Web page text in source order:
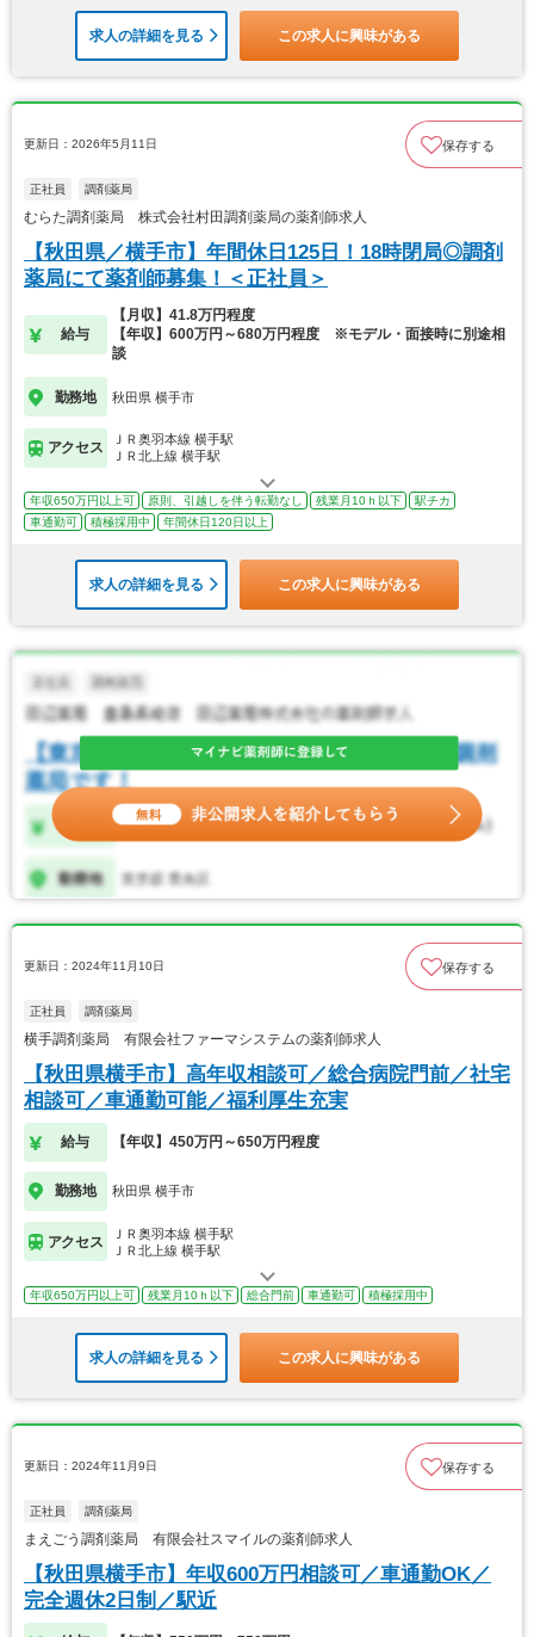
求人の詳細を見る この求人に興味がある
更新日：2026年5月11日 保存する
正社員 調剤薬局
むらた調剤薬局 株式会社村田調剤薬局の薬剤師求人
【秋田県／横手市】年間休日125日！18時閉局◎調剤
薬局にて薬剤師募集！＜正社員＞
給与
【月収】41.8万円程度
【年収】600万円～680万円程度 ※モデル・面接時に別途相
談
勤務地 秋田県 横手市
アクセス
ＪＲ奥羽本線 横手駅
ＪＲ北上線 横手駅
年収650万円以上可 原則、引越しを伴う転勤なし 残業月10ｈ以下
駅チカ
車通勤可
積極採用中 年間休日120日以上
求人の詳細を見る この求人に興味がある
更新日：2024年11月10日 保存する
正社員 調剤薬局
横手調剤薬局 有限会社ファーマシステムの薬剤師求人
【秋田県横手市】高年収相談可／総合病院門前／社宅
相談可／車通勤可能／福利厚生充実
給与 【年収】450万円～650万円程度
勤務地 秋田県 横手市
アクセス
ＪＲ奥羽本線 横手駅
ＪＲ北上線 横手駅
年収650万円以上可 残業月10ｈ以下 総合門前 車通勤可 積極採用中
求人の詳細を見る この求人に興味がある
更新日：2024年11月9日 保存する
正社員 調剤薬局
まえごう調剤薬局 有限会社スマイルの薬剤師求人
【秋田県横手市】年収600万円相談可／車通勤OK／
完全週休2日制／駅近